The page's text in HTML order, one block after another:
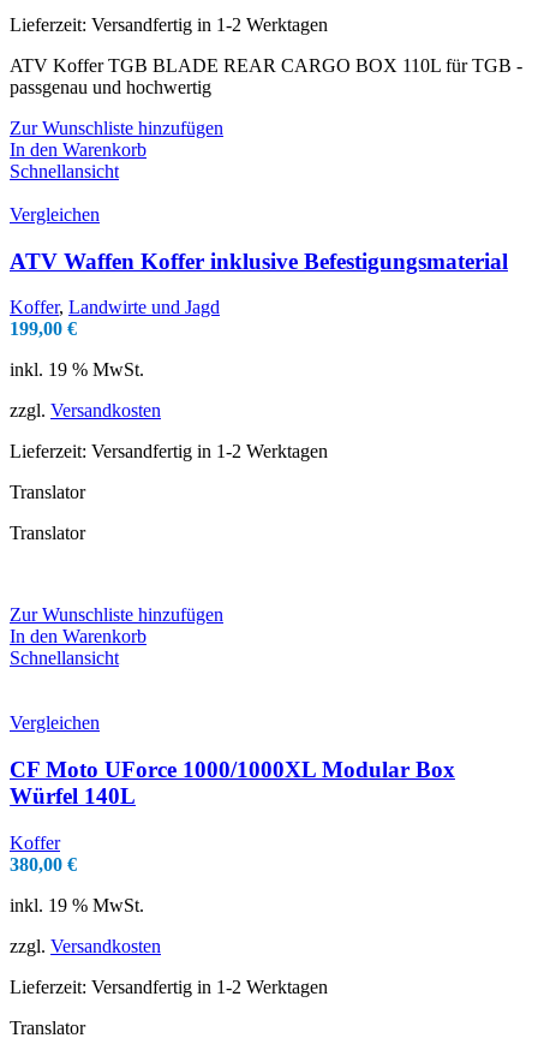
Lieferzeit: Versandfertig in 1-2 Werktagen
ATV Koffer TGB BLADE REAR CARGO BOX 110L für TGB -
passgenau und hochwertig
Zur Wunschliste hinzufügen
In den Warenkorb
Schnellansicht
Vergleichen
ATV Waffen Koffer inklusive Befestigungsmaterial
Koffer, Landwirte und Jagd
199,00 €
inkl. 19 % MwSt.
zzgl. Versandkosten
Lieferzeit: Versandfertig in 1-2 Werktagen
Translator
Translator
Zur Wunschliste hinzufügen
In den Warenkorb
Schnellansicht
Vergleichen
CF Moto UForce 1000/1000XL Modular Box
Würfel 140L
Koffer
380,00 €
inkl. 19 % MwSt.
zzgl. Versandkosten
Lieferzeit: Versandfertig in 1-2 Werktagen
Translator